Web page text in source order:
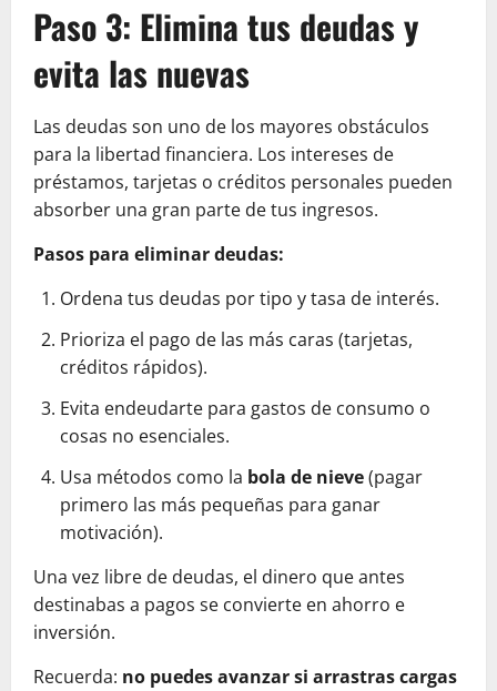
Paso 3: Elimina tus deudas y
evita las nuevas
Las deudas son uno de los mayores obstáculos
para la libertad financiera. Los intereses de
préstamos, tarjetas o créditos personales pueden
absorber una gran parte de tus ingresos.
Pasos para eliminar deudas:
Ordena tus deudas por tipo y tasa de interés.
Prioriza el pago de las más caras (tarjetas,
créditos rápidos).
Evita endeudarte para gastos de consumo o
cosas no esenciales.
Usa métodos como la bola de nieve(pagar
primero las más pequeñas para ganar
motivación).
Una vez libre de deudas, el dinero que antes
destinabas a pagos se convierte en ahorro e
inversión.
Recuerda: no puedes avanzar si arrastras cargas